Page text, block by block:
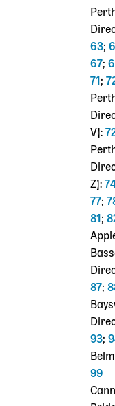
63;
67;
71 ;
V]:
Z]:
77;
81 ;
87;
93;
99